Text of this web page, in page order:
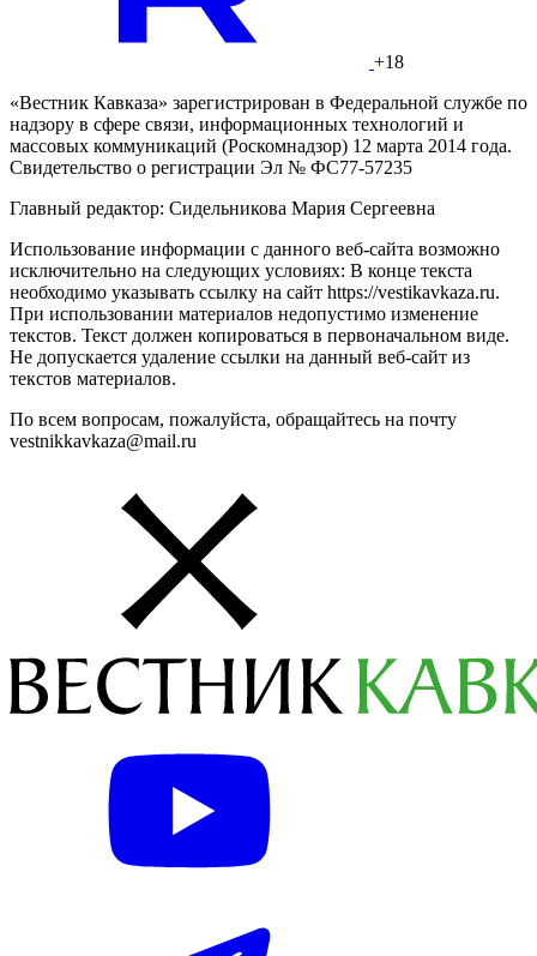
+18
«Вестник Кавказа» зарегистрирован в Федеральной службе по
надзору в сфере связи, информационных технологий и
массовых коммуникаций (Роскомнадзор) 12 марта 2014 года.
Свидетельство о регистрации Эл № ФС77-57235
Главный редактор: Сидельникова Мария Сергеевна
Использование информации с данного веб-сайта возможно
исключительно на следующих условиях: В конце текста
необходимо указывать ссылку на сайт https://vestikavkaza.ru.
При использовании материалов недопустимо изменение
текстов. Текст должен копироваться в первоначальном виде.
Не допускается удаление ссылки на данный веб-сайт из
текстов материалов.
По всем вопросам, пожалуйста, обращайтесь на почту
vestnikkavkaza@mail.ru